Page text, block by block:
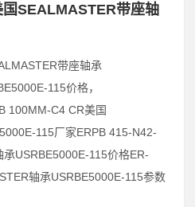
SEALMASTER带座轴
带座轴承
115价格，
100MM-C4 CR美国
115厂家ERPB 415-N42-
USRBE5000E-115价格ER-
轴承USRBE5000E-115参数